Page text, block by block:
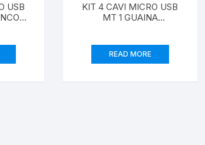
USB
KIT 4 CAVI MICRO USB
MT 1 GUAINA
COLORE BIANCO, NERO,
ROSA, ORO
READ MORE